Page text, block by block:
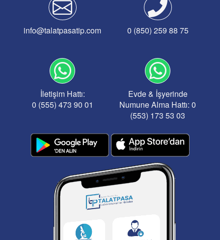
info@talatpasatip.com 0 (850) 259 88 75
İletişim Hattı:
0 (555) 473 90 01
Evde & İşyerinde
Numune Alma Hattı: 0
(553) 173 53 03